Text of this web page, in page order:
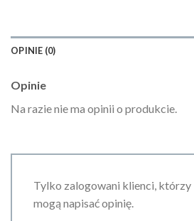
OPINIE (0)
Opinie
Na razie nie ma opinii o produkcie.
Tylko zalogowani klienci,
mogą napisać opinię.